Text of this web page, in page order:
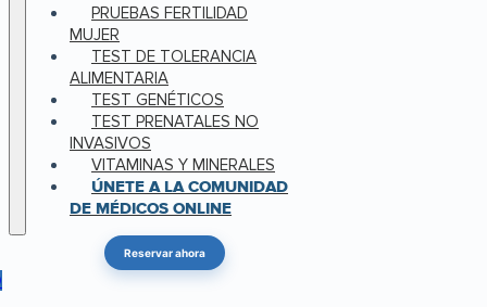
PRUEBAS FERTILIDAD
MUJER
TEST DE TOLERANCIA
ALIMENTARIA
TEST GENÉTICOS
TEST PRENATALES NO
INVASIVOS
VITAMINAS Y MINERALES
ÚNETE A LA COMUNIDAD
DE MÉDICOS ONLINE
Reservar ahora